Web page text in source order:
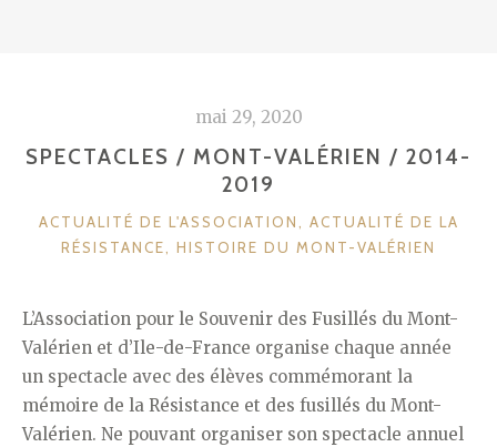
mai 29, 2020
SPECTACLES / MONT-VALÉRIEN / 2014-
2019
CATÉGORIES
ACTUALITÉ DE L'ASSOCIATION
ACTUALITÉ DE LA
RÉSISTANCE
HISTOIRE DU MONT-VALÉRIEN
L’Association pour le Souvenir des Fusillés du Mont-
Valérien et d’Ile-de-France organise chaque année
un spectacle avec des élèves commémorant la
mémoire de la Résistance et des fusillés du Mont-
Valérien. Ne pouvant organiser son spectacle annuel